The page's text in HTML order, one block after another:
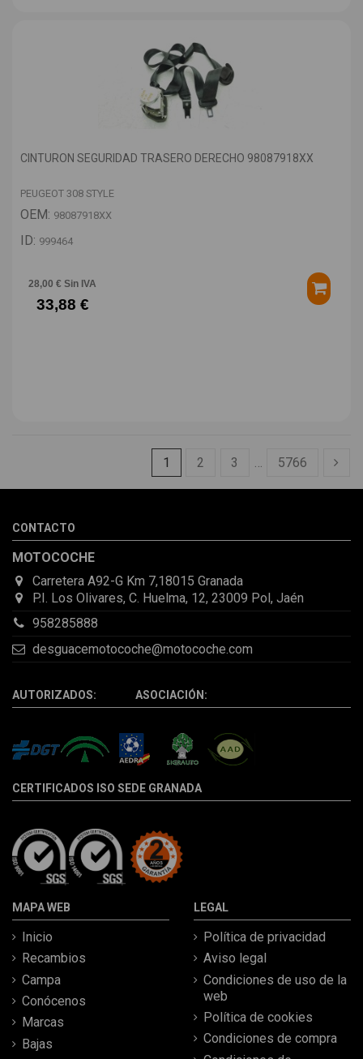
CINTURON SEGURIDAD TRASERO DERECHO 98087918XX
PEUGEOT 308 STYLE
OEM: 98087918XX
ID: 999464
28,00 € Sin IVA
33,88 €
1 2 3 … 5766
CONTACTO
MOTOCOCHE
Carretera A92-G Km 7,18015 Granada
P.I. Los Olivares, C. Huelma, 12, 23009 Pol, Jaén
958285888
desguacemotocoche@motocoche.com
AUTORIZADOS: ASOCIACIÓN:
CERTIFICADOS ISO SEDE GRANADA
MAPA WEB
Inicio
Recambios
Campa
Conócenos
Marcas
Bajas
LEGAL
Política de privacidad
Aviso legal
Condiciones de uso de la
web
Política de cookies
Condiciones de compra